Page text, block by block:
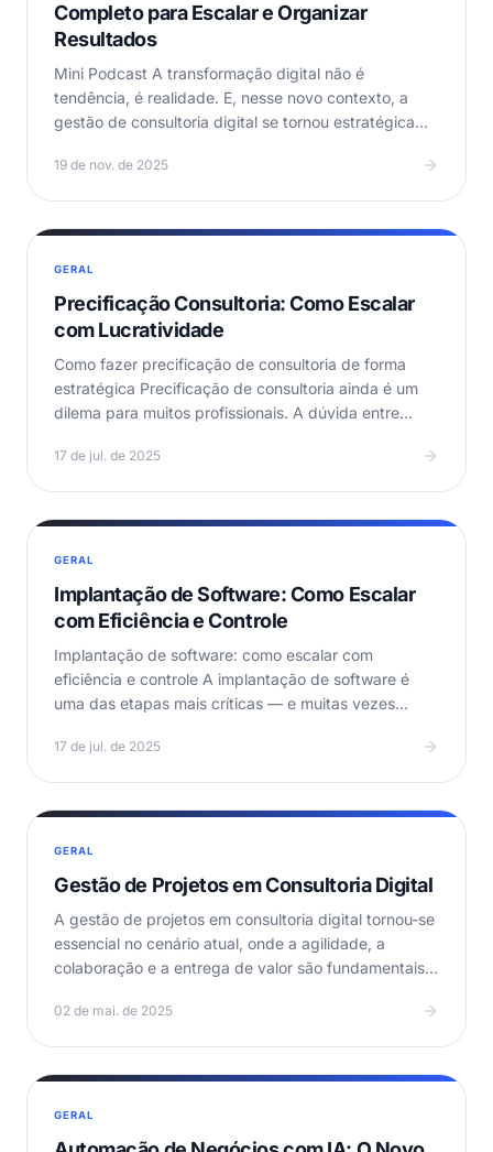
Completo para Escalar e Organizar
Resultados
Mini Podcast A transformação digital não é
tendência, é realidade. E, nesse novo contexto, a
gestão de consultoria digital se tornou estratégica
19 de nov. de 2025
GERAL
Precificação Consultoria: Como Escalar
com Lucratividade
Como fazer precificação de consultoria de forma
estratégica Precificação de consultoria ainda é um
dilema para muitos profissionais. A dúvida entre
17 de jul. de 2025
GERAL
Implantação de Software: Como Escalar
com Eficiência e Controle
Implantação de software: como escalar com
eficiência e controle A implantação de software é
uma das etapas mais críticas — e muitas vezes
17 de jul. de 2025
GERAL
Gestão de Projetos em Consultoria Digital
A gestão de projetos em consultoria digital tornou-se
essencial no cenário atual, onde a agilidade, a
colaboração e a entrega de valor são fundamentais.
02 de mai. de 2025
GERAL